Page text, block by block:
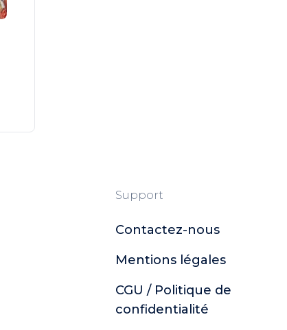
Support
Contactez-nous
Mentions légales
CGU / Politique de
confidentialité